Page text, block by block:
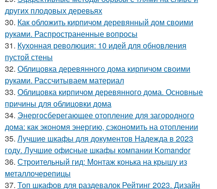
других плодовых деревьях
30. Как обложить кирпичом деревянный дом своими
руками. Распространенные вопросы
31. Кухонная революция: 10 идей для обновления
пустой стены
32. Облицовка деревянного дома кирпичом своими
руками. Рассчитываем материал
33. Облицовка кирпичом деревянного дома. Основные
причины для облицовки дома
34. Энергосберегающее отопление для загородного
дома: как экономя энергию, сэкономить на отоплении
35. Лучшие шкафы для документов Надежда в 2023
году. Лучшие офисные шкафы компании Komandor
36. Строительный гид: Монтаж конька на крышу из
металлочерепицы
37. Топ шкафов для раздевалок Рейтинг 2023. Дизайн